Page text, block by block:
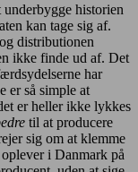
historien
kan tage sig af.
distributionen
ikke finde ud af. Det
har
er så simple at
er heller ikke lykkes
til at producere
sig om at klemme
i Danmark på